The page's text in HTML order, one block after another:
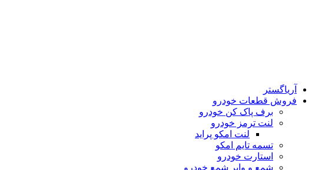
آریاگستر
فروش قطعات خودرو
برف پاک کن خودرو
لنت ترمز خودرو
لنت امکو پراید
تسمه تایم امکو
استارت خودرو
شمع و وایر شمع خودرو